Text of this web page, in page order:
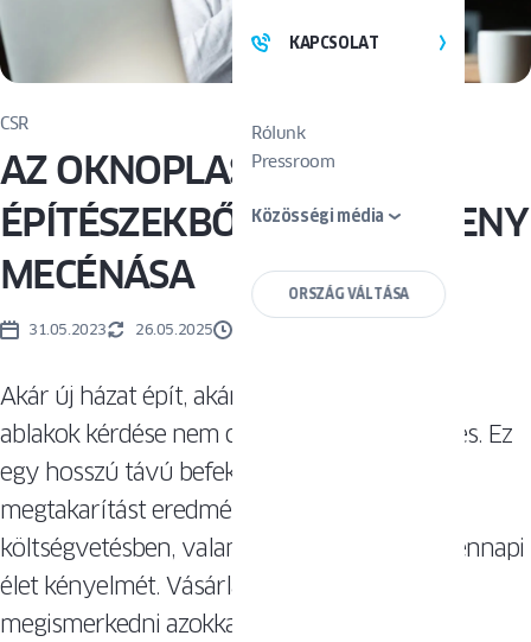
KAPCSOLAT
Rólunk
Pressroom
Közösségi média
ORSZÁG VÁLTÁSA
CSR
AZ OKNOPLAST A FIATAL
ÉPÍTÉSZEKBŐL ÁLLÓ VERSENY
MECÉNÁSA
31.05.2023 26.05.2025
Akár új házat épít, akár lakást újít fel – az új
ablakok kérdése nem csupán esztétikai döntés. Ez
egy hosszú távú befektetés, amely jelentős
megtakarítást eredményezhet a háztartási
költségvetésben, valamint javíthatja a mindennapi
élet kényelmét. Vásárlás előtt érdemes
megismerkedni azokkal az alapvető